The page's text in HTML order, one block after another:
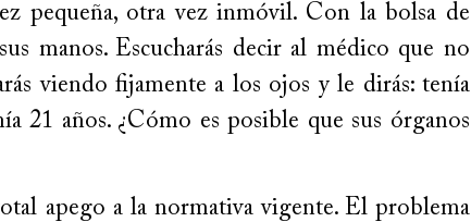
pequeña, otra vez inmóvil. Con la bolsa de
manos. Escucharás decir al médico que no
viendo fijamente a los ojos y le dirás: tenía
21 años. ¿Cómo es posible que sus órganos
apego a la normativa vigente. El problema